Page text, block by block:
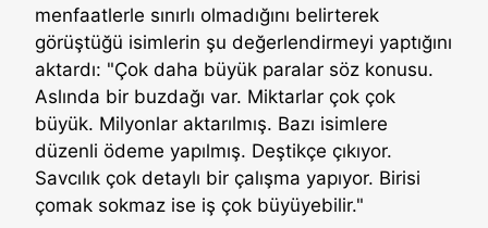
menfaatlerle sınırlı olmadığını belirterek
görüştüğü isimlerin şu değerlendirmeyi yaptığını
aktardı: "Çok daha büyük paralar söz konusu.
Aslında bir buzdağı var. Miktarlar çok çok
büyük. Milyonlar aktarılmış. Bazı isimlere
düzenli ödeme yapılmış. Deştikçe çıkıyor.
Savcılık çok detaylı bir çalışma yapıyor. Birisi
çomak sokmaz ise iş çok büyüyebilir."